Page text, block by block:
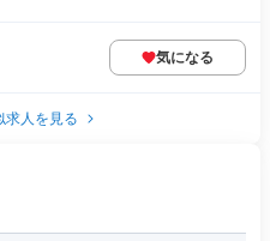
気になる
求人を見る